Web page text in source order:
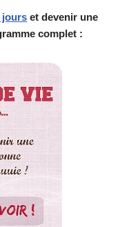
jours et devenir une
complet :